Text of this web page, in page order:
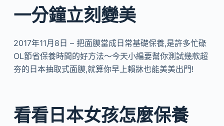
一分鐘立刻變美
2017年11月8日 – 把面膜當成日常基礎保養,是許多忙碌
OL節省保養時間的好方法～今天小編要幫你測試幾款超
夯的日本抽取式面膜,就算你早上賴牀也能美美出門!
看看日本女孩怎麼保養